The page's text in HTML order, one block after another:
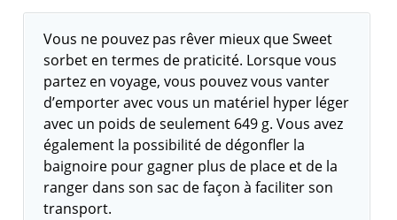
Vous ne pouvez pas rêver mieux que Sweet
sorbet en termes de praticité. Lorsque vous
partez en voyage, vous pouvez vous vanter
d’emporter avec vous un matériel hyper léger
avec un poids de seulement 649 g. Vous avez
également la possibilité de dégonfler la
baignoire pour gagner plus de place et de la
ranger dans son sac de façon à faciliter son
transport.